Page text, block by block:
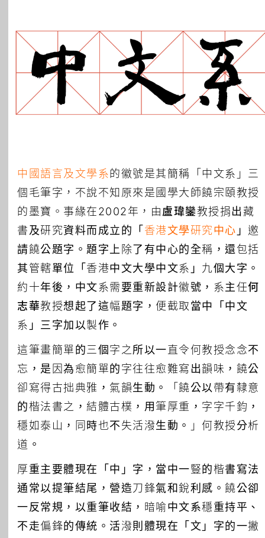
中國語言及文學系的徽號是其簡稱「中文系」三
個毛筆字，不說不知原來是國學大師饒宗頤教授
的墨寶。事緣在2002年，由盧瑋鑾教授捐出藏
書及研究資料而成立的「 香港文學研究中心 」邀
請饒公題字。題字上除了有中心的全稱，還包括
其管轄單位「香港中文大學中文系」九個大字。
約十年後，中文系需要重新設計徽號，系主任何
志華教授想起了這幅題字，便截取當中「中文
系」三字加以製作。
這筆畫簡單的三個字之所以一直令何教授念念不
忘，是因為愈簡單的字往往愈難寫出韻味，饒公
卻寫得古拙典雅，氣韻生動。「饒公以帶有隸意
的楷法書之，結體古樸，用筆厚重，字字千鈞，
穩如泰山，同時也不失活潑生動。」何教授分析
道。
厚重主要體現在「中」字，當中一豎的楷書寫法
通常以提筆結尾，營造刀鋒氣和銳利感。饒公卻
一反常規，以重筆收結，暗喻中文系穩重持平、
不走偏鋒的傳統。活潑則體現在「文」字的一撇